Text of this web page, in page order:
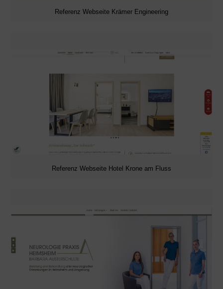
Referenz Webseite Krämer Engineering
Referenz Webseite Hotel Krone am Fluss